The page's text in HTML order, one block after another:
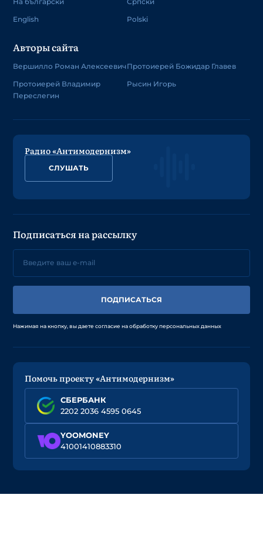
English
Polski
Авторы сайта
Вершилло Роман Алексеевич
Протоиерей Владимир
Переслегин
Протоиерей Божидар Главев
Рысин Игорь
Радио «Антимодернизм»
СЛУШАТЬ
Подписаться на рассылку
ПОДПИСАТЬСЯ
Нажимая на кнопку, вы даете согласие на обработку персональных данных
Помочь проекту «Антимодернизм»
СБЕРБАНК
2202 2036 4595 0645
YOOMONEY
41001410883310